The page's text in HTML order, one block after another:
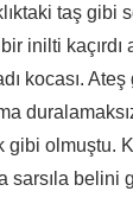
taş gibi
inilti kaçırdı
kocası.
gibi olmuştu.
sarsıla belini